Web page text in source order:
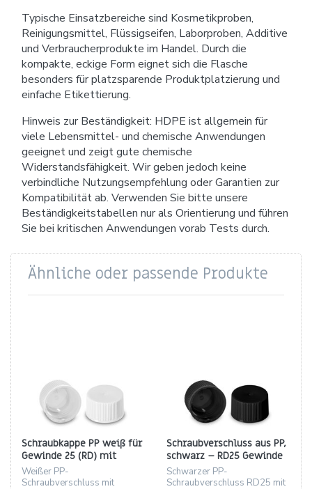
Typische Einsatzbereiche sind Kosmetikproben,
Reinigungsmittel, Flüssigseifen, Laborproben, Additive
und Verbraucherprodukte im Handel. Durch die
kompakte, eckige Form eignet sich die Flasche
besonders für platzsparende Produktplatzierung und
einfache Etikettierung.
Hinweis zur Beständigkeit: HDPE ist allgemein für
viele Lebensmittel- und chemische Anwendungen
geeignet und zeigt gute chemische
Widerstandsfähigkeit. Wir geben jedoch keine
verbindliche Nutzungsempfehlung oder Garantien zur
Kompatibilität ab. Verwenden Sie bitte unsere
Beständigkeitstabellen nur als Orientierung und führen
Sie bei kritischen Anwendungen vorab Tests durch.
Ähnliche oder passende Produkte
Schraubkappe PP weiß für
Gewinde 25 (RD) mit
Innenkonus
Weißer PP-
Schraubverschluss mit
Schraubverschluss aus PP,
schwarz – RD25 Gewinde
mit Innenkonus
Schwarzer PP-
Schraubverschluss RD25 mit